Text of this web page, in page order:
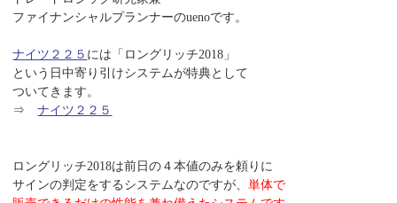
ファイナンシャルプランナーのuenoです。
ナイツ２２５ には「ロングリッチ2018」
という日中寄り引けシステムが特典として
ついてきます。
⇒ナイツ２２５
ロングリッチ2018は前日の４本値のみを頼りに
サインの判定をするシステムなのですが、単体で